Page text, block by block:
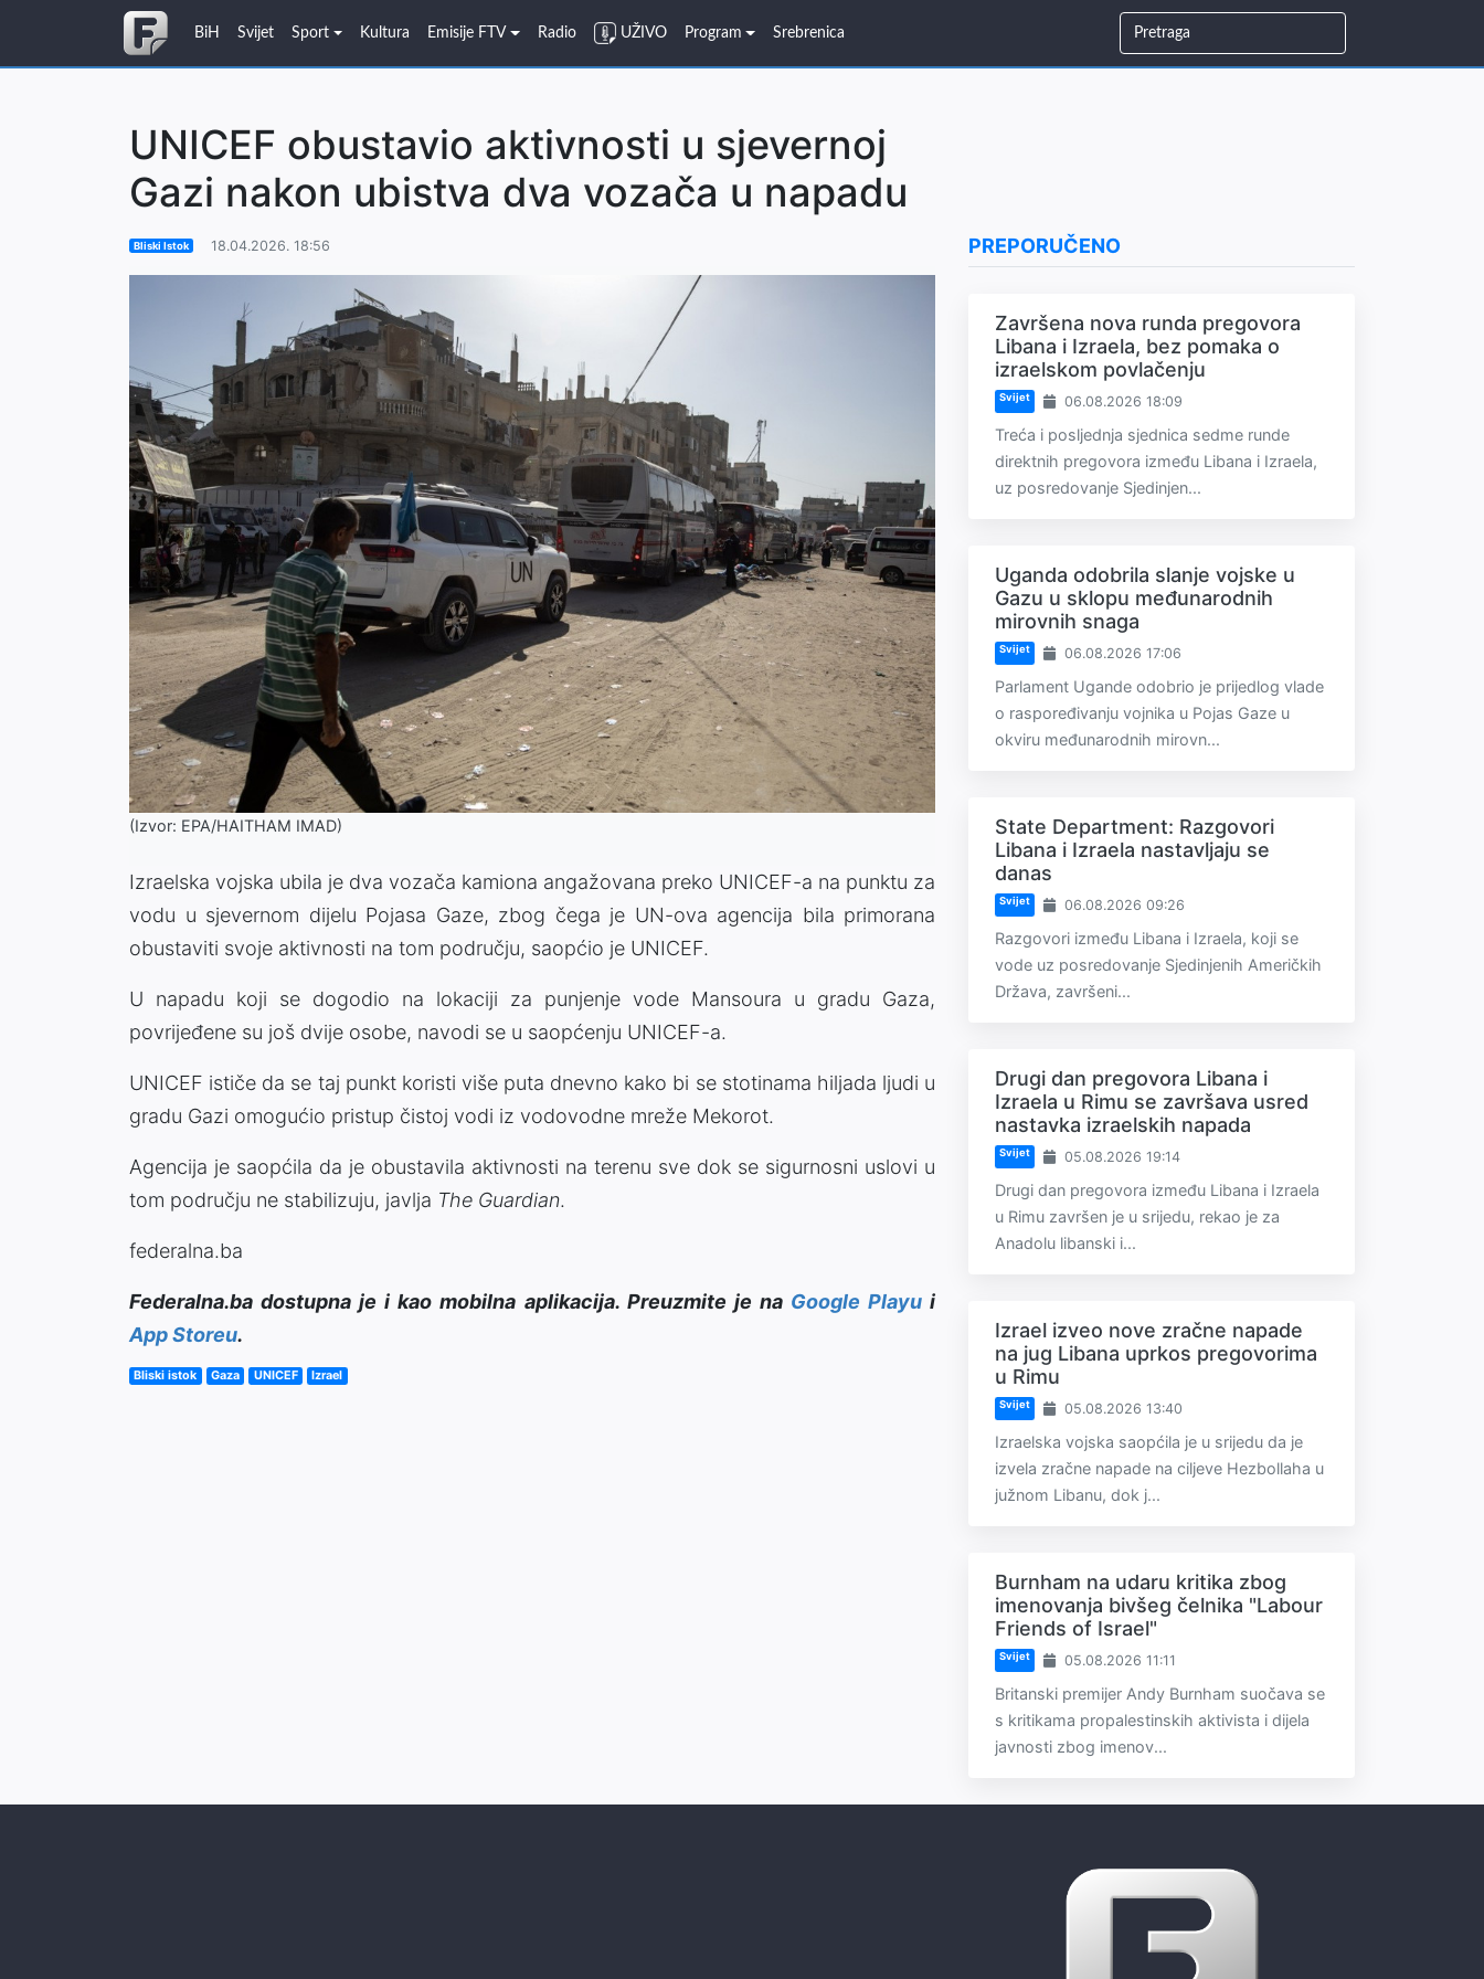
BiH Svijet Sport Kultura Emisije FTV Radio UŽIVO Program Srebrenica
UNICEF obustavio aktivnosti u sjevernoj
Gazi nakon ubistva dva vozača u napadu
Bliski Istok 18.04.2026. 18:56
(Izvor: EPA/HAITHAM IMAD)
Izraelska vojska ubila je dva vozača kamiona angažovana preko UNICEF-a na punktu za
vodu u sjevernom dijelu Pojasa Gaze, zbog čega je UN-ova agencija bila primorana
obustaviti svoje aktivnosti na tom području, saopćio je UNICEF.
U napadu koji se dogodio na lokaciji za punjenje vode Mansoura u gradu Gaza,
povrijeđene su još dvije osobe, navodi se u saopćenju UNICEF-a.
UNICEF ističe da se taj punkt koristi više puta dnevno kako bi se stotinama hiljada ljudi u
gradu Gazi omogućio pristup čistoj vodi iz vodovodne mreže Mekorot.
Agencija je saopćila da je obustavila aktivnosti na terenu sve dok se sigurnosni uslovi u
tom području ne stabilizuju, javlja The Guardian.
federalna.ba
Federalna.ba dostupna je i kao mobilna aplikacija. Preuzmite je na Google Playui
App Storeu.
Bliski istok Gaza UNICEF Izrael
PREPORUČENO
Završena nova runda pregovora
Libana i Izraela, bez pomaka o
izraelskom povlačenju
Svijet 06.08.2026 18:09
Treća i posljednja sjednica sedme runde
direktnih pregovora između Libana i Izraela,
uz posredovanje Sjedinjen...
Uganda odobrila slanje vojske u
Gazu u sklopu međunarodnih
mirovnih snaga
Svijet 06.08.2026 17:06
Parlament Ugande odobrio je prijedlog vlade
o raspoređivanju vojnika u Pojas Gaze u
okviru međunarodnih mirovn...
State Department: Razgovori
Libana i Izraela nastavljaju se
danas
Svijet 06.08.2026 09:26
Razgovori između Libana i Izraela, koji se
vode uz posredovanje Sjedinjenih Američkih
Država, završeni...
Drugi dan pregovora Libana i
Izraela u Rimu se završava usred
nastavka izraelskih napada
Svijet 05.08.2026 19:14
Drugi dan pregovora između Libana i Izraela
u Rimu završen je u srijedu, rekao je za
Anadolu libanski i...
Izrael izveo nove zračne napade
na jug Libana uprkos pregovorima
u Rimu
Svijet 05.08.2026 13:40
Izraelska vojska saopćila je u srijedu da je
izvela zračne napade na ciljeve Hezbollaha u
južnom Libanu, dok j...
Burnham na udaru kritika zbog
imenovanja bivšeg čelnika "Labour
Friends of Israel"
Svijet 05.08.2026 11:11
Britanski premijer Andy Burnham suočava se
s kritikama propalestinskih aktivista i dijela
javnosti zbog imenov...